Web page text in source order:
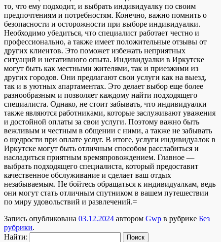
то, что ему подходит, и выбрать индивидуалку по своим
предпочтениям и потребностям. Конечно, важно помнить о
безопасности и осторожности при выборе индивидуалки.
Необходимо убедиться, что специалист работает честно и
профессионально, а также имеет положительные отзывы от
других клиентов. Это поможет избежать неприятных
ситуаций и негативного опыта. Индивидуалки в Иркутске
могут быть как местными жителями, так и приезжими из
других городов. Они предлагают свои услуги как на выезд,
так и в уютных апартаментах. Это делает выбор еще более
разнообразным и позволяет каждому найти подходящего
специалиста. Однако, не стоит забывать, что индивидуалки
также являются работниками, которые заслуживают уважения
и достойной оплаты за свои услуги. Поэтому важно быть
вежливым и честным в общении с ними, а также не забывать
о щедрости при оплате услуг. В итоге, услуги индивидуалок в
Иркутске могут быть отличным способом расслабиться и
насладиться приятным времяпровождением. Главное —
выбрать подходящего специалиста, который предоставит
качественное обслуживание и сделает ваш отдых
незабываемым. Не бойтесь обращаться к индивидуалкам, ведь
они могут стать отличным спутником в вашем путешествии
по миру удовольствий и развлечений.=
Запись опубликована 03.12.2024 автором Gwp в рубрике Без
рубрики.
Найти: